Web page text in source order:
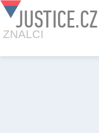
JUSTICE.CZ
ZNALCI